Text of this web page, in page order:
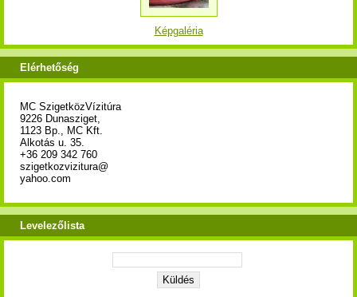
Képgaléria
Elérhetőség
MC SzigetközVízitúra
9226 Dunasziget,
1123 Bp., MC Kft.
Alkotás u. 35.
+36 209 342 760
szigetkozvizitura@
yahoo.com
Levelezőlista